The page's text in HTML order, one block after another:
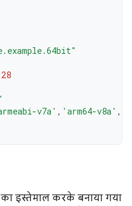
28
v7a' , 'arm64-v8a' ,
का इस्तेमाल करके बनाया गया